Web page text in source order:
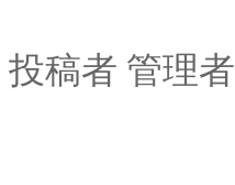
投稿者 管理者